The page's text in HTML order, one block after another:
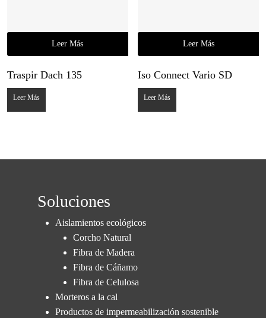
Leer Más
Traspir Dach 135
Leer Más
Leer Más
Iso Connect Vario SD
Leer Más
Soluciones
Aislamientos ecológicos
Corcho Natural
Fibra de Madera
Fibra de Cáñamo
Fibra de Celulosa
Morteros a la cal
Productos de impermeabilización sostenible